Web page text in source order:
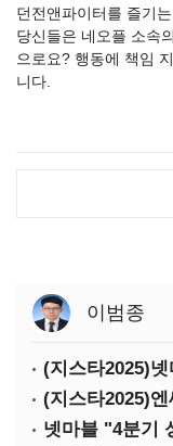
던전앤파이터를 즐기
당신들은 네오플 소속
으로요? 행동에 책임
니다.
이범종
넷마블 "4분기